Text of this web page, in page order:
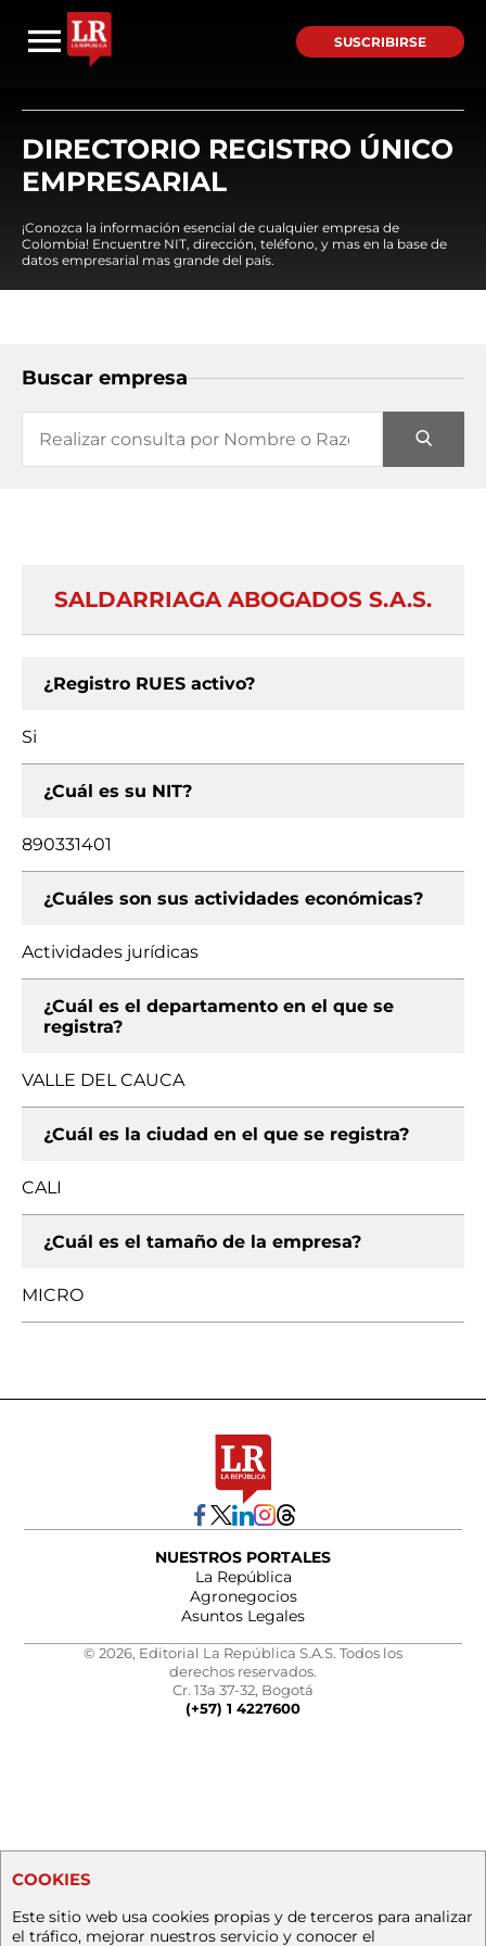
SUSCRIBIRSE
DIRECTORIO REGISTRO ÚNICO
EMPRESARIAL
¡Conozca la información esencial de cualquier empresa de
Colombia! Encuentre NIT, dirección, teléfono, y mas en la base de
datos empresarial mas grande del país.
Buscar empresa
SALDARRIAGA ABOGADOS S.A.S.
¿Registro RUES activo?
Si
¿Cuál es su NIT?
890331401
¿Cuáles son sus actividades económicas?
Actividades jurídicas
¿Cuál es el departamento en el que se
registra?
VALLE DEL CAUCA
¿Cuál es la ciudad en el que se registra?
CALI
¿Cuál es el tamaño de la empresa?
MICRO
NUESTROS PORTALES
La República
Agronegocios
Asuntos Legales
© 2026, Editorial La República S.A.S. Todos los
derechos reservados.
Cr. 13a 37-32, Bogotá
(+57) 1 4227600
COOKIES
Este sitio web usa cookies propias y de terceros para analizar
el tráfico, mejorar nuestros servicio y conocer el